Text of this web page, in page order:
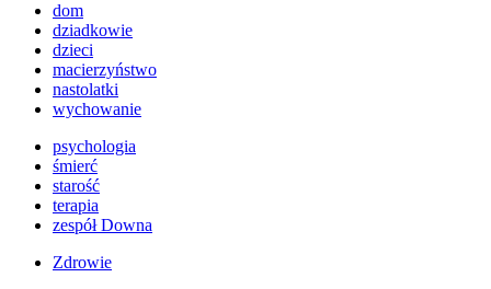
dom
dziadkowie
dzieci
macierzyństwo
nastolatki
wychowanie
psychologia
śmierć
starość
terapia
zespół Downa
Zdrowie